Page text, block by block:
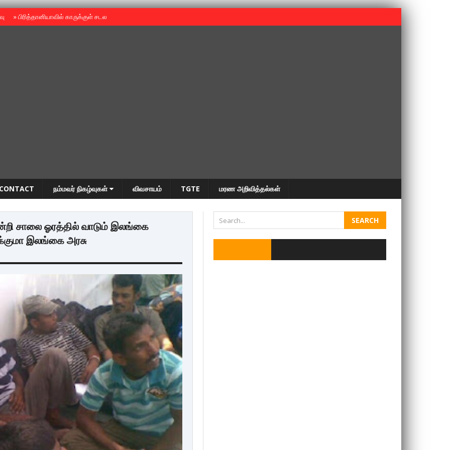
»பிரித்தானியாவில் காருக்குள் சடலம் -தமிழருடையதா ?
CONTACT நம்மவர் நிகழ்வுகள் விவசாயம் TGTE மரண அறிவித்தல்கள்
சாலை ஓரத்தில் வாடும் இலங்கை
இலங்கை அரசு